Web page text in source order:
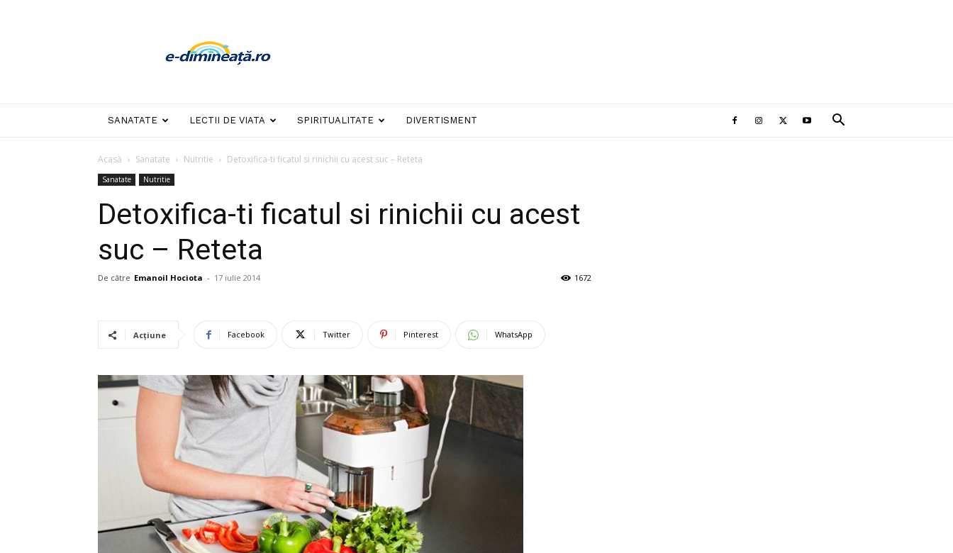
dimineata
SANATATE LECTII DE VIATA SPIRITUALITATE DIVERTISMENT
Acasă Sanatate Nutritie Detoxifica-ti ficatul si rinichii cu acest suc – Reteta
Sanatate Nutritie
Detoxifica-ti ficatul si rinichii cu acest
suc – Reteta
De către Emanoil Hociota - 17 iulie 2014 1672
Acțiune Facebook Twitter Pinterest WhatsApp